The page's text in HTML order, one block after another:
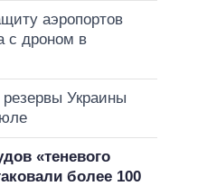
аэропортов
с дроном в
Украины
«теневого
более 100